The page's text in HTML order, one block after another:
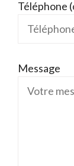
Téléphone
Message